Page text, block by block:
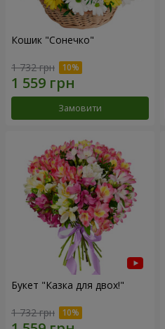
Кошик "Сонечко"
1 732 грн
Замовити
Букет "Казка для двох!"
1 732 грн